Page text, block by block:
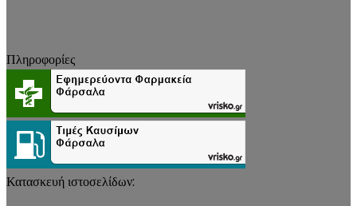
Πληροφορίες
Κατασκευή ιστοσελίδων: